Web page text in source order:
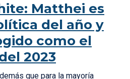
Matthei es
del año y
como el
2023
que para la mayoría